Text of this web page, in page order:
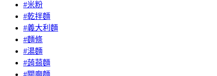
#米粉
#乾拌麵
#義大利麵
#麵條
#湯麵
#蒟蒻麵